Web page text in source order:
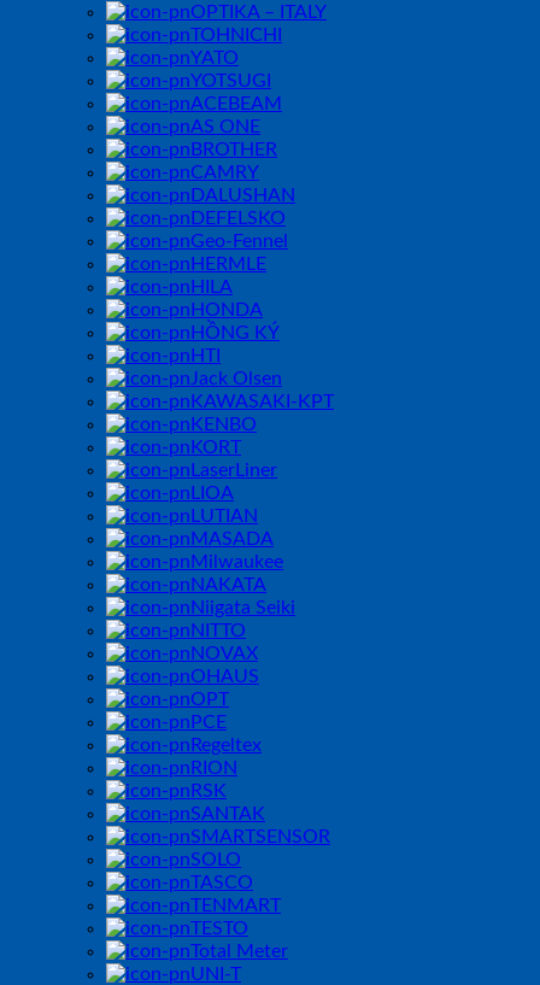
OPTIKA – ITALY
TOHNICHI
YATO
YOTSUGI
ACEBEAM
AS ONE
BROTHER
CAMRY
DALUSHAN
DEFELSKO
Geo-Fennel
HERMLE
HILA
HONDA
HỒNG KÝ
HTI
Jack Olsen
KAWASAKI-KPT
KENBO
KORT
LaserLiner
LIOA
LUTIAN
MASADA
Milwaukee
NAKATA
Niigata Seiki
NITTO
NOVAX
OHAUS
OPT
PCE
Regeltex
RION
RSK
SANTAK
SMARTSENSOR
SOLO
TASCO
TENMART
TESTO
Total Meter
UNI-T